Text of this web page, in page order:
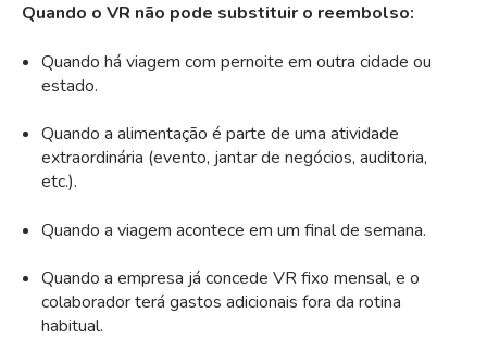
Quando o VR não pode substituir o reembolso:
Quando há viagem com pernoite em outra cidade ou
estado.
Quando a alimentação é parte de uma atividade
extraordinária (evento, jantar de negócios, auditoria,
etc.).
Quando a viagem acontece em um final de semana.
Quando a empresa já concede VR fixo mensal, e o
colaborador terá gastos adicionais fora da rotina
habitual.